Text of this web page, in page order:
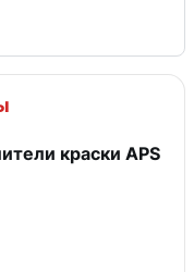
краски APS